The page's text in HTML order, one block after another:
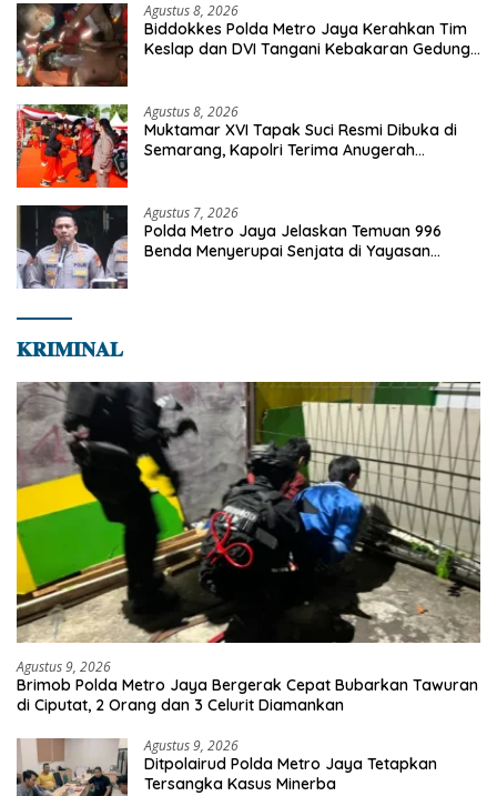
Agustus 8, 2026
Biddokkes Polda Metro Jaya Kerahkan Tim
Keslap dan DVI Tangani Kebakaran Gedung
Agustus 8, 2026
Muktamar XVI Tapak Suci Resmi Dibuka di
Semarang, Kapolri Terima Anugerah
Agustus 7, 2026
Polda Metro Jaya Jelaskan Temuan 996
Benda Menyerupai Senjata di Yayasan
𝐊𝐑𝐈𝐌𝐈𝐍𝐀𝐋
Agustus 9, 2026
Brimob Polda Metro Jaya Bergerak Cepat Bubarkan Tawuran
di Ciputat, 2 Orang dan 3 Celurit Diamankan
Agustus 9, 2026
Ditpolairud Polda Metro Jaya Tetapkan
Tersangka Kasus Minerba